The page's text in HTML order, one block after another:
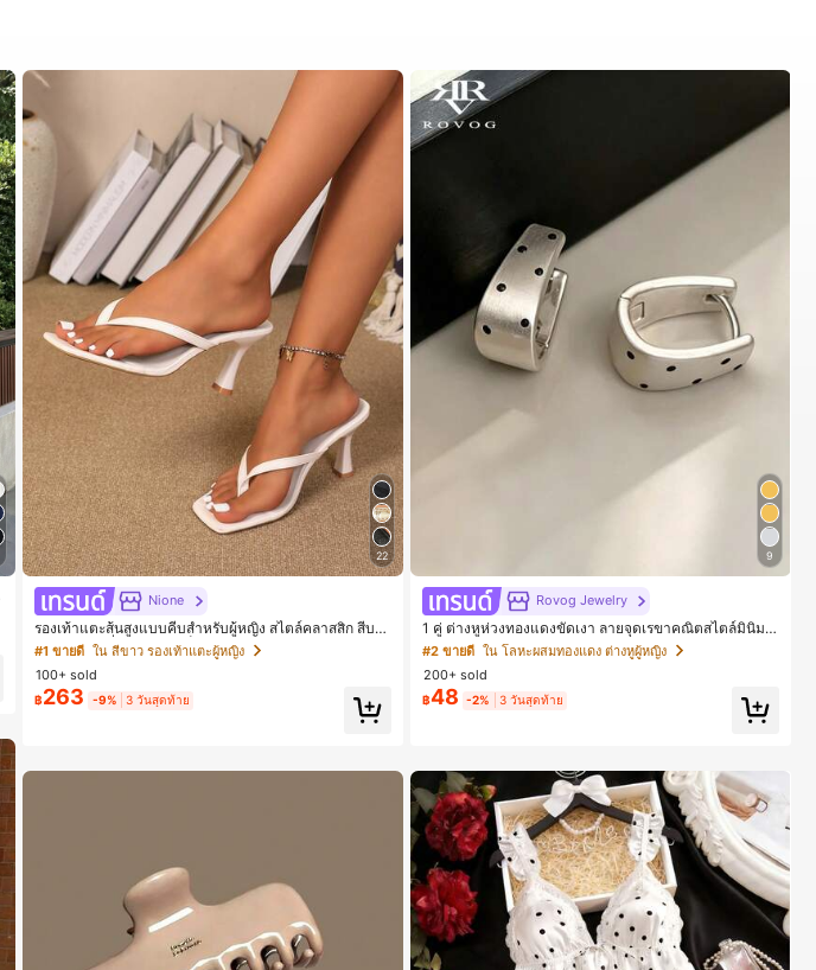
22
Nione
รองเท้าแตะส้นสูงแบบคีบสำหรับผู้หญิง สไตล์คลาสสิก สีบล็
อก สไตล์แฟรี่ฤดูร้อน ส้นเข็ม รองเท้าแตะแบบคีบ รองเท้าแ
ตะชายหาดแฟชั่นสายไขว้ รองเท้าผู้หญิง สำหรับออฟฟิศ บ้
าน กลางแจ้ง ดีไซน์หัวเหลี่ยม ชิคและหรูหรา สำหรับเดทไน
ท์
#1 ขายดี ใน สีขาว รองเท้าแตะผู้หญิง
100+ sold
฿263 -9% 3 วันสุดท้าย
9
Rovog Jewelry
1 คู่ ต่างหูห่วงทองแดงขัดเงา ลายจุดเรขาคณิตสไตล์มินิมอ
ล เหมาะสำหรับสวมใส่ประจำวันแบบสบายๆ สำหรับผู้หญิง
#2 ขายดี ใน โลหะผสมทองแดง ต่างหูผู้หญิง
200+ sold
฿48 -2% 3 วันสุดท้าย